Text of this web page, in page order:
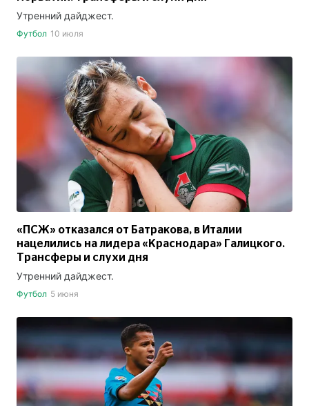
Утренний дайджест.
Футбол 10 июля
«ПСЖ» отказался от Батракова, в Италии
нацелились на лидера «Краснодара» Галицкого.
Трансферы и слухи дня
Утренний дайджест.
Футбол 5 июня